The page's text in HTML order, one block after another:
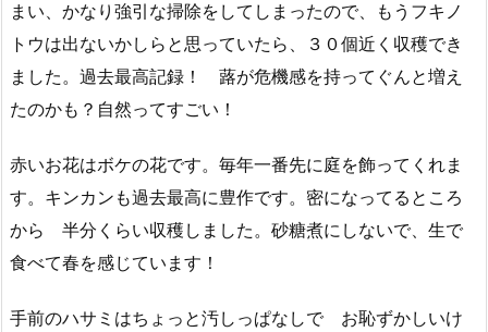
まい、かなり強引な掃除をしてしまったので、もうフキノ
トウは出ないかしらと思っていたら、３０個近く収穫でき
ました。過去最高記録！ 蕗が危機感を持ってぐんと増え
たのかも？自然ってすごい！
赤いお花はボケの花です。毎年一番先に庭を飾ってくれま
す。キンカンも過去最高に豊作です。密になってるところ
から 半分くらい収穫しました。砂糖煮にしないで、生で
食べて春を感じています！
手前のハサミはちょっと汚しっぱなしで お恥ずかしいけ